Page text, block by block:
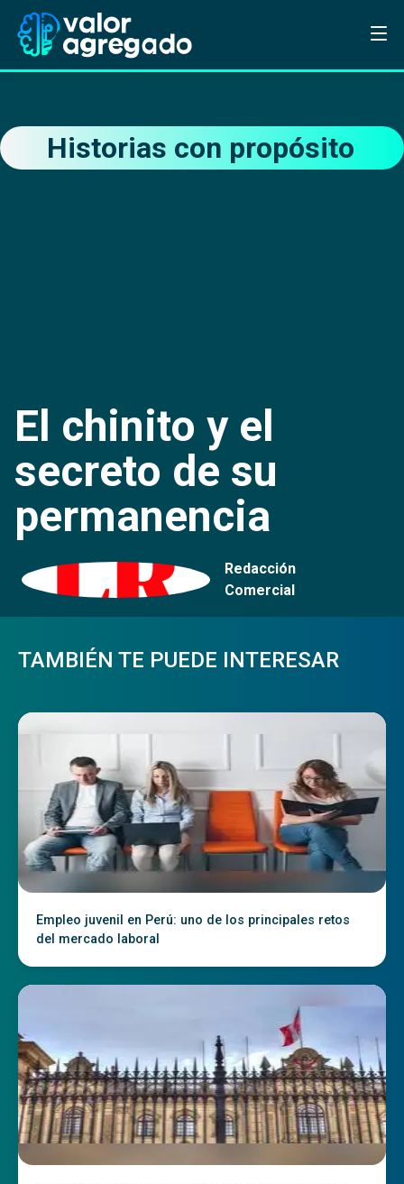
Historias con propósito
El chinito y el
secreto de su
permanencia
Redacción
Comercial
TAMBIÉN TE PUEDE INTERESAR
Empleo juvenil en Perú: uno de los principales retos
del mercado laboral